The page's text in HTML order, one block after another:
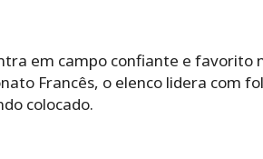
em campo confiante e
Francês, o elenco lidera com
colocado.